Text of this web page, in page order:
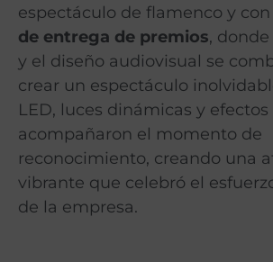
espectáculo de flamenco y con
de entrega de premios,
y el diseño audiovisual se
crear un espectáculo
LED, luces dinámicas y efectos
acompañaron el momento de
reconocimiento, creando una
vibrante que celebró el
de la empresa.